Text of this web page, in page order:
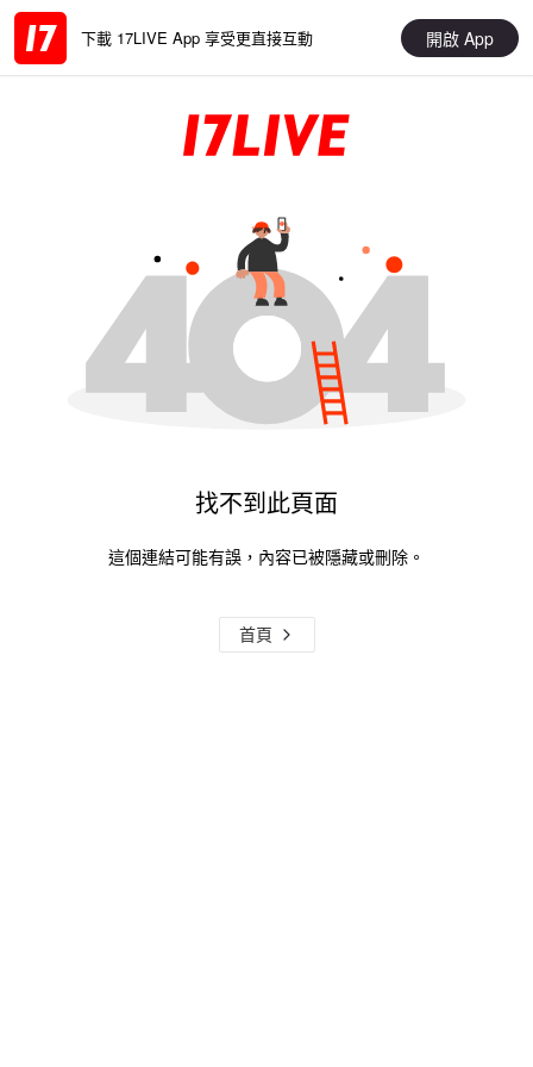
下載 17LIVE App 享受更直接互動 開啟 App
找不到此頁面
這個連結可能有誤，內容已被隱藏或刪除。
首頁